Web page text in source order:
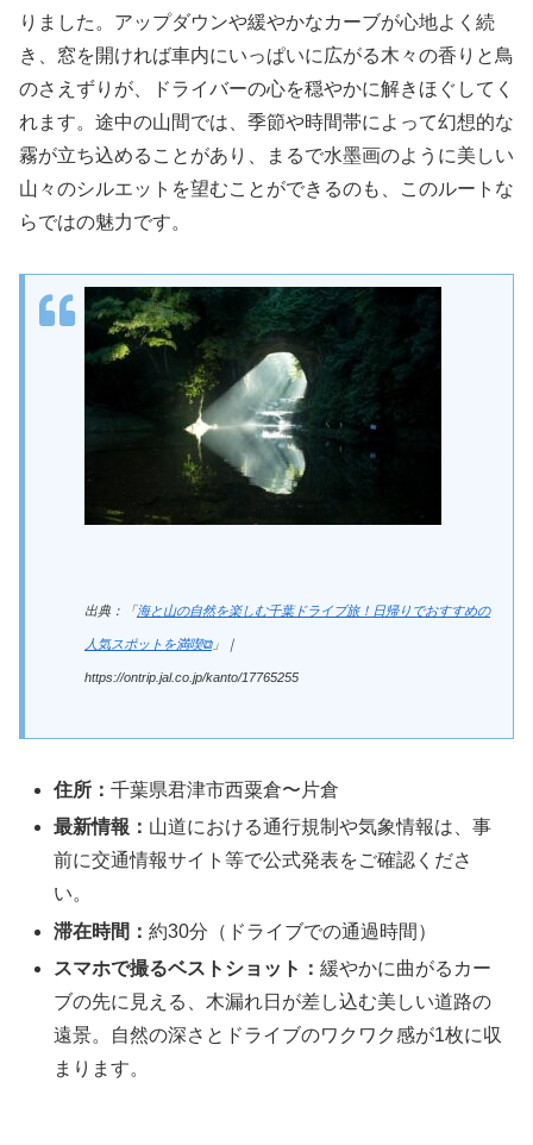
りました。アップダウンや緩やかなカーブが心地よく続
き、窓を開ければ車内にいっぱいに広がる木々の香りと鳥
のさえずりが、ドライバーの心を穏やかに解きほぐしてく
れます。途中の山間では、季節や時間帯によって幻想的な
霧が立ち込めることがあり、まるで水墨画のように美しい
山々のシルエットを望むことができるのも、このルートな
らではの魅力です。
出典：「海と山の自然を楽しむ千葉ドライブ旅！日帰りでおすすめの
人気スポットを満喫⧉」｜
https://ontrip.jal.co.jp/kanto/17765255
住所：千葉県君津市西粟倉〜片倉
最新情報： 山道における通行規制や気象情報は、事
前に交通情報サイト等で公式発表をご確認くださ
い。
滞在時間：約30分（ドライブでの通過時間）
スマホで撮るベストショット：緩やかに曲がるカー
ブの先に見える、木漏れ日が差し込む美しい道路の
遠景。自然の深さとドライブのワクワク感が1枚に収
まります。